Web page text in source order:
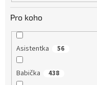
Pro koho
Asistentka 56
Babička 438